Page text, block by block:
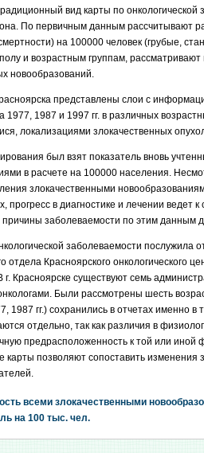
вид карты по онкологической
По первичным данным рассчитывают
на 100000 человек (грубые,
и возрастным группам,
новообразований.
представлены слои с
1977, 1987 и 1997 гг. в различных
локализациями злокачественных
был взят показатель вновь
в расчете на 100000 населения.
злокачественными
прогресс в диагностике и лечении ведет
причины заболеваемости по этим данным
заболеваемости послужила
отдела Красноярского онкологического
г. Красноярске существуют семь
Были рассмотрены шесть
1987 гг.) сохранились в отчетах именно
отдельно, так как различия в
предрасположенность к той или иной
позволяют сопоставить изменения
всеми злокачественными
на 100 тыс. чел.